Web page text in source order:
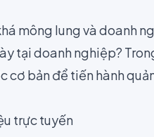
mông lung và doanh
tại doanh nghiệp?
bản để tiến hành
trực tuyến